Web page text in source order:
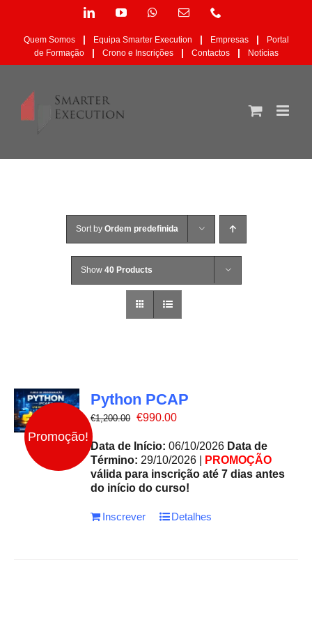
content
LinkedInYouTubeWhatsAppEmail
mas
não
publicado)
Quem Somos | Equipa Smarter Execution | Empresas |
Portal
de Formação
| Crono e Inscrições | Contactos | Notícias
Sort by Ordem predefinida
Show 40 Products
Promoção!
Python PCAP
€1,200.00 O
original
era:
€1,200.00.
€990.00O
atual
é:
€990.00.
Data de Início: 06/10/2026 Data de
Término: 29/10/2026 |
PROMOÇÃO
válida para inscrição até 7 dias antes
do início do curso!
Inscrever Detalhes